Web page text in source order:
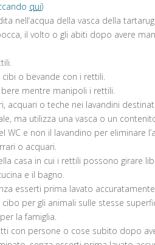
qui)
nell’acqua della vasca della
il volto o gli abiti dopo avere
o bevande con i rettili.
mentre manipoli i rettili.
acquari o teche nei lavandini
ma utilizza una vasca o un
WC e non il lavandino per eliminare
o acquari.
casa in cui i rettili possono girare
e il bagno.
esserti prima lavato
per gli animali sulle stesse
la famiglia.
con persone o cose subito dopo